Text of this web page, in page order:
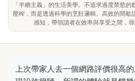
「半糖主義」的生活美學。不追求過度禁慾
壓榨，而是透過科學的烹飪邏輯、高效的間歇
感知，帶領讀者在效率與享受之間，尋
上次帶家人去一個網路評價很高